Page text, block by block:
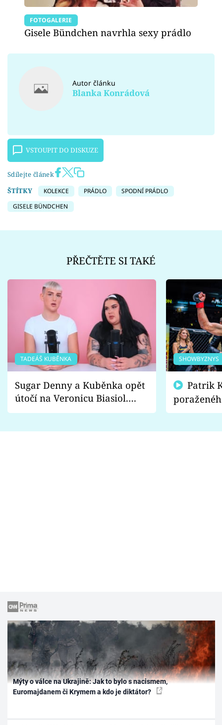
FOTOGALERIE
Gisele Bündchen navrhla sexy prádlo
Autor článku
Blanka Konrádová
VSTOUPIT DO DISKUZE
Sdílejte článek
ŠTÍTKY
KOLEKCE PRÁDLO
SPODNÍ PRÁDLO
GISELE BÜNDCHEN
PŘEČTĚTE SI TAKÉ
TADEÁŠ KUBĚNKA
Sugar Denny a Kuběnka opět
útočí na Veronicu Biasiol.
Proč je podle nich falešná a
SHOWBYZNYS
fanoušci
Mýty o válce na Ukrajině: Jak to bylo s nacismem,
Euromajdanem či Krymem a kdo je diktátor?